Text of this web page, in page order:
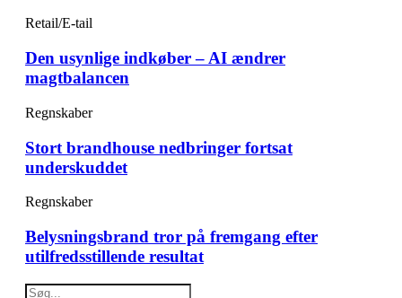
Retail/E-tail
Den usynlige indkøber – AI ændrer
magtbalancen
Regnskaber
Stort brandhouse nedbringer fortsat
underskuddet
Regnskaber
Belysningsbrand tror på fremgang efter
utilfredsstillende resultat